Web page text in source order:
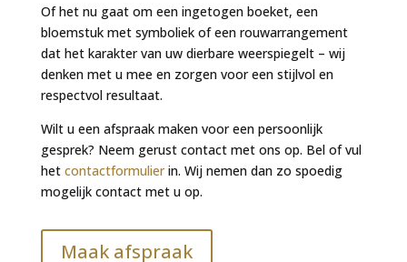
Of het nu gaat om een ingetogen boeket, een
bloemstuk met symboliek of een rouwarrangement
dat het karakter van uw dierbare weerspiegelt – wij
denken met u mee en zorgen voor een stijlvol en
respectvol resultaat.
Wilt u een afspraak maken voor een persoonlijk
gesprek? Neem gerust contact met ons op. Bel of vul
het contactformulierin. Wij nemen dan zo spoedig
mogelijk contact met u op.
Maak afspraak